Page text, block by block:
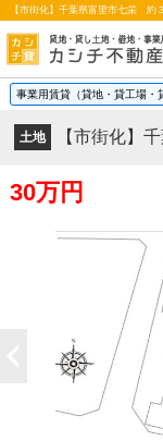
事業用賃貸（貸地・貸工場・
土地 【市街化】
30万円